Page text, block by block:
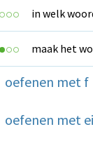
in welk
maak het
oefenen met f
oefenen met ei